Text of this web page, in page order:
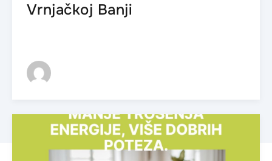
Vrnjačkoj Banji